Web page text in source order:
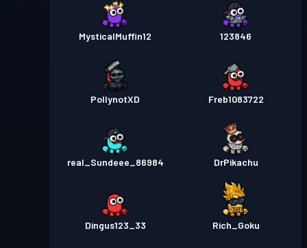
MysticalMuffin12 123846
PollynotXD Freb1083722
real_Sundeee_86984 DrPikachu
Dingus123_33 Rich_Goku